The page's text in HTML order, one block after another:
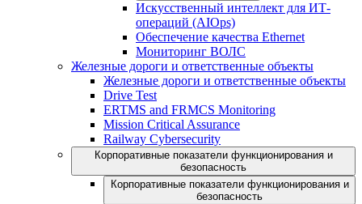
Искусственный интеллект для ИТ-
операций (AIOps)
Обеспечение качества Ethernet
Мониторинг ВОЛС
Железные дороги и ответственные объекты
Железные дороги и ответственные объекты
Drive Test
ERTMS and FRMCS Monitoring
Mission Critical Assurance
Railway Cybersecurity
Корпоративные показатели функционирования и
безопасность
Корпоративные показатели функционирования и
безопасность